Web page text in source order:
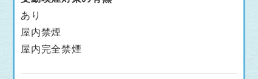
あり
屋内禁煙
屋内完全禁煙